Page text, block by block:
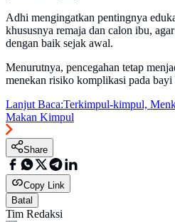
Adhi mengingatkan pentingnya
khususnya remaja dan calon ibu,
dengan baik sejak awal.
Menurutnya, pencegahan tetap
menekan risiko komplikasi pada bayi
Lanjut Baca:Terkimpul-kimpul,
Makan Kimpul
Share
Copy Link
Batal
Tim Redaksi